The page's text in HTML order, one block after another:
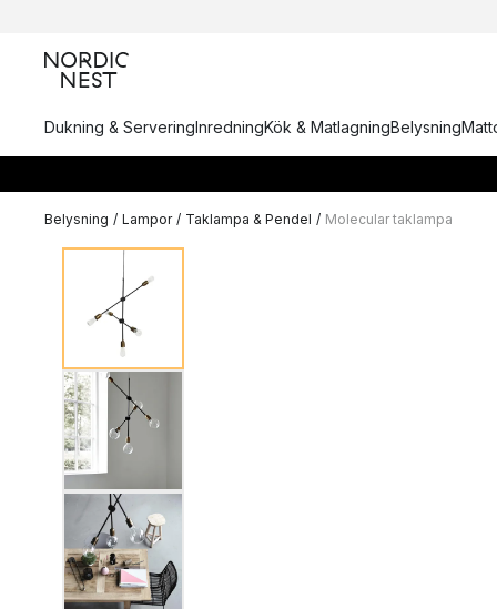
Dukning & ServeringInredningKök & MatlagningBelysning
Belysning / Lampor / Taklampa & Pendel / Molecular taklampa